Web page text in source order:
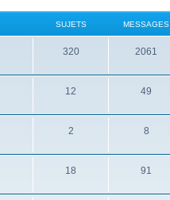
SUJETS MESSAGES
320S
e
s
2061
s
g
s
12
e
s
49
s
g
2S
j
e
8M
s
s
18 91